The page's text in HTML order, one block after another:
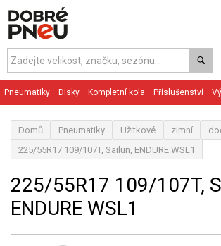
Pneumatiky Disky Kompletní kola Příslušenství
Domů Pneumatiky Užitkové zimní
225/55R17 109/107T, Sailun, ENDURE WSL1
225/55R17 109/107T,
ENDURE WSL1